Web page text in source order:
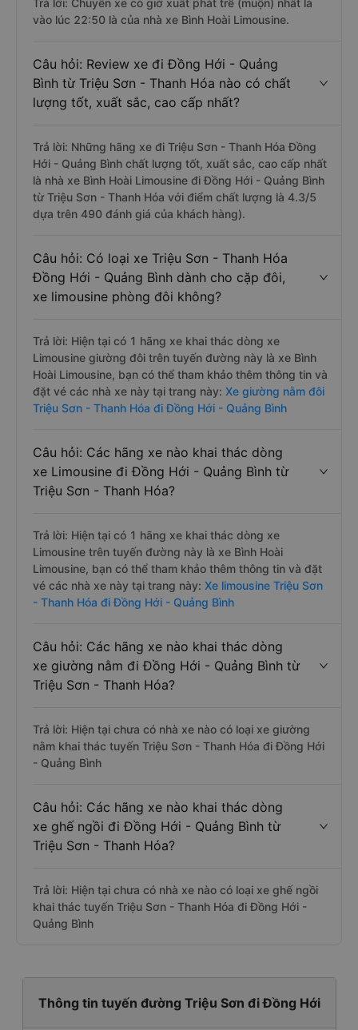
Trả lời: Chuyến xe có giờ xuất phát trễ (muộn) nhất là
vào lúc 22:50 là của nhà xe Bình Hoài Limousine.
Câu hỏi: Review xe đi Đồng Hới - Quảng
Bình từ Triệu Sơn - Thanh Hóa nào có chất
lượng tốt, xuất sắc, cao cấp nhất?
Trả lời: Những hãng xe đi Triệu Sơn - Thanh Hóa Đồng
Hới - Quảng Bình chất lượng tốt, xuất sắc, cao cấp nhất
là nhà xe Bình Hoài Limousine đi Đồng Hới - Quảng Bình
từ Triệu Sơn - Thanh Hóa với điểm chất lượng là 4.3/5
dựa trên 490 đánh giá của khách hàng).
Câu hỏi: Có loại xe Triệu Sơn - Thanh Hóa
Đồng Hới - Quảng Bình dành cho cặp đôi,
xe limousine phòng đôi không?
Trả lời: Hiện tại có 1 hãng xe khai thác dòng xe
Limousine giường đôi trên tuyến đường này là xe Bình
Hoài Limousine, bạn có thể tham khảo thêm thông tin và
đặt vé các nhà xe này tại trang này: Xe giường nằm đôi
Triệu Sơn - Thanh Hóa đi Đồng Hới - Quảng Bình
Câu hỏi: Các hãng xe nào khai thác dòng
xe Limousine đi Đồng Hới - Quảng Bình từ
Triệu Sơn - Thanh Hóa?
Trả lời: Hiện tại có 1 hãng xe khai thác dòng xe
Limousine trên tuyến đường này là xe Bình Hoài
Limousine, bạn có thể tham khảo thêm thông tin và đặt
vé các nhà xe này tại trang này: Xe limousine Triệu Sơn
- Thanh Hóa đi Đồng Hới - Quảng Bình
Câu hỏi: Các hãng xe nào khai thác dòng
xe giường nằm đi Đồng Hới - Quảng Bình từ
Triệu Sơn - Thanh Hóa?
Trả lời: Hiện tại chưa có nhà xe nào có loại xe giường
nằm khai thác tuyến Triệu Sơn - Thanh Hóa đi Đồng Hới
- Quảng Bình
Câu hỏi: Các hãng xe nào khai thác dòng
xe ghế ngồi đi Đồng Hới - Quảng Bình từ
Triệu Sơn - Thanh Hóa?
Trả lời: Hiện tại chưa có nhà xe nào có loại xe ghế ngồi
khai thác tuyến Triệu Sơn - Thanh Hóa đi Đồng Hới -
Quảng Bình
Thông tin tuyến đường Triệu Sơn đi Đồng Hới